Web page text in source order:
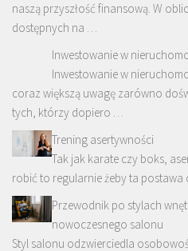
naszą przyszłość finansową. W
dostępnych na …
Inwestowanie w
Inwestowanie w
coraz większą uwagę zarówno
tych, którzy dopiero …
Trening asertywności
Tak jak karate czy boks,
robić to regularnie żeby ta postawa
Przewodnik po stylach
nowoczesnego salonu
Styl salonu odzwierciedla